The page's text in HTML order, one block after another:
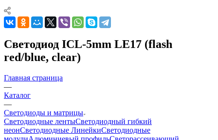
Светодиод ICL-5mm LE17 (flash
red/blue, clear)
Главная страница
—
Каталог
—
Светодиоды и матрицы
Светодиодные лентыСветодиодный гибкий
неонСветодиодные ЛинейкиСветодиодные